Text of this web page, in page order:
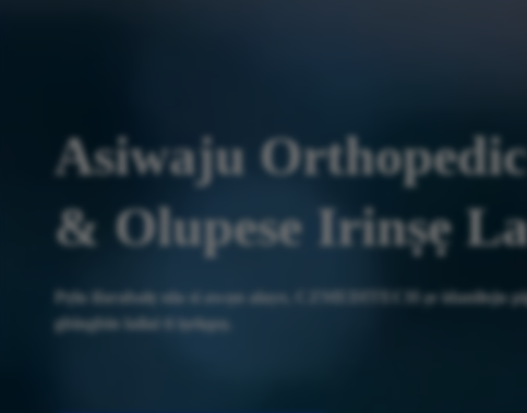
Asiwaju
& Olupese Irinṣẹ
Pẹlu ifarabalẹ nla si awọn alaye, CZMEDITECH ṣe idaniloju
gbingbin lailai ti iṣelọpọ.